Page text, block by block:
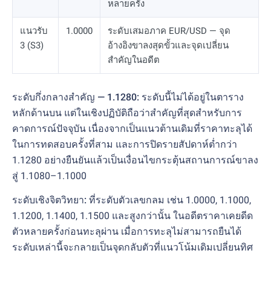
หลายครั้ง
แนวรับ
3 (S3)
1.0000
ระดับเสมอภาค EUR/USD — จุด
อ้างอิงขาลงสุดขั้วและจุดเปลี่ยน
สำคัญในอดีต
ระดับกึ่งกลางสำคัญ — 1.1280: ระดับนี้ไม่ได้อยู่ในตาราง
หลักด้านบน แต่ในเชิงปฏิบัติถือว่าสำคัญที่สุดสำหรับการ
คาดการณ์ปัจจุบัน เนื่องจากเป็นแนวต้านเดิมที่ราคาทะลุได้
ในการทดสอบครั้งที่สาม และการปิดรายสัปดาห์ต่ำกว่า
1.1280 อย่างยืนยันแล้วเป็นเงื่อนไขกระตุ้นสถานการณ์ขาลง
สู่ 1.1080–1.1000
ระดับเชิงจิตวิทยา: ที่ระดับตัวเลขกลม เช่น 1.0000, 1.1000,
1.1200, 1.1400, 1.1500 และสูงกว่านั้น ในอดีตราคาเคยดีด
ตัวหลายครั้งก่อนทะลุผ่าน เมื่อการทะลุไม่สามารถยืนได้
ระดับเหล่านี้จะกลายเป็นจุดกลับตัวที่แนวโน้มเดิมเปลี่ยนทิศ